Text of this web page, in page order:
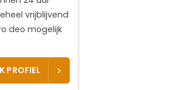
vrijblijvend
deo mogelijk
PROFIEL